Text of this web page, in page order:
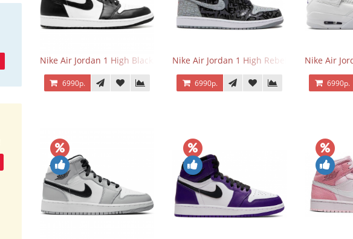
Nike Air Jordan 1 High Black/White
6990р.
Nike Air Jordan 1 High Rebellionaire
6990р.
Nike Air
6990р.